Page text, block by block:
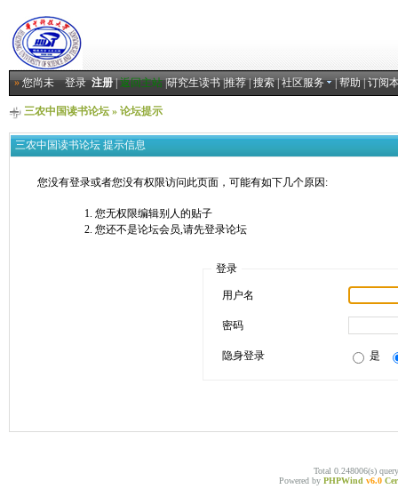
»您尚未登录 注册|返回主站|研究生读书|推荐|搜索|社区服务 |帮助|订阅
三农中国读书论坛» 论坛提示
三农中国读书论坛 提示信息
您没有登录或者您没有权限访问此页面，可能有如下几个原因:
您无权限编辑别人的贴子
您还不是论坛会员,请先登录论坛
登录
用户名
密码
隐身登录 是
Total 0.248006(s)
Powered by PHPWind v6.0